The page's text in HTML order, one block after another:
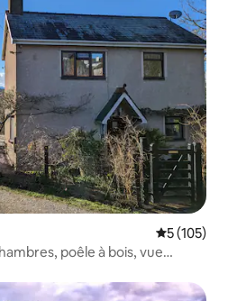
Évaluation
5 (105)
poêle à bois, vue